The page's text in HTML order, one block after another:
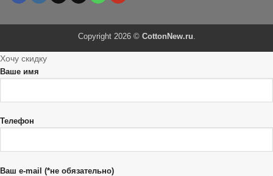
Copyright 2026 © CottonNew.ru
Хочу скидку
Ваше имя
Телефон
Ваш e-mail (*не обязательно)